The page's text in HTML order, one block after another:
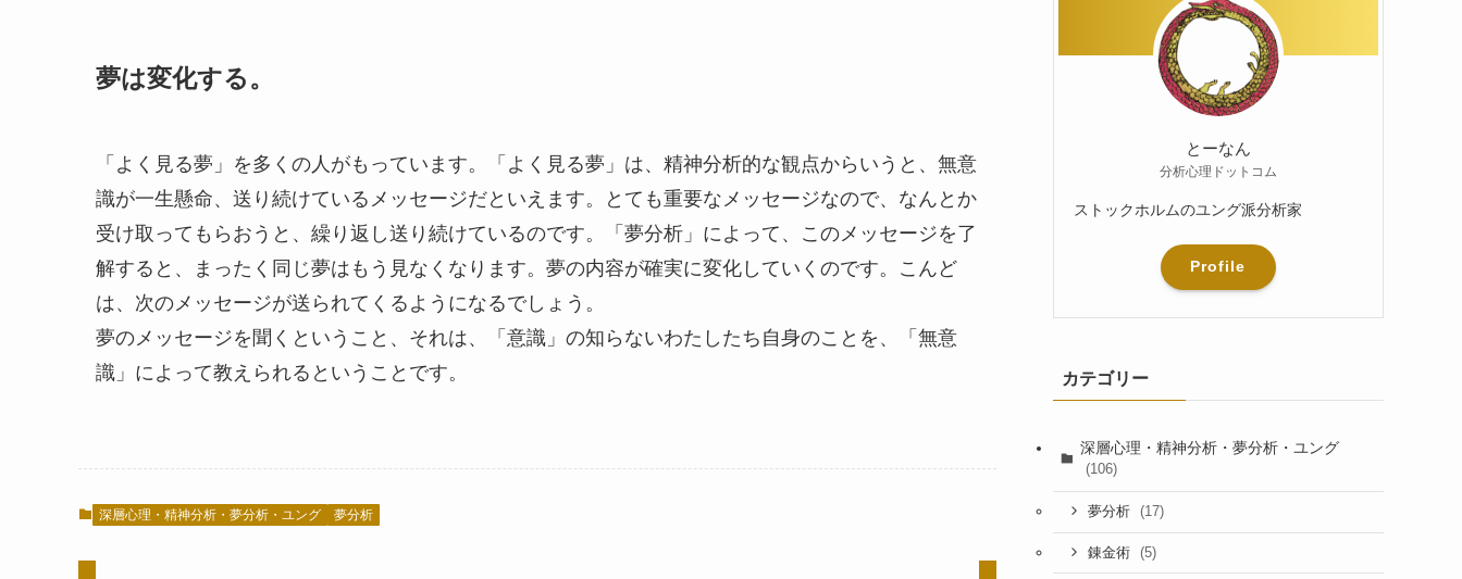
夢は変化する。
「よく見る夢」を多くの人がもっています。「よく見る夢」は、精神分析的な観点からいうと、無意
識が一生懸命、送り続けているメッセージだといえます。とても重要なメッセージなので、なんとか
受け取ってもらおうと、繰り返し送り続けているのです。「夢分析」によって、このメッセージを了
解すると、まったく同じ夢はもう見なくなります。夢の内容が確実に変化していくのです。こんど
は、次のメッセージが送られてくるようになるでしょう。
夢のメッセージを聞くということ、それは、「意識」の知らないわたしたち自身のことを、「無意
識」によって教えられるということです。
深層心理・精神分析・夢分析・ユング 夢分析
とーなん
分析心理ドットコム
ストックホルムのユング派分析家
Profile
カテゴリー
深層心理・精神分析・夢分析・ユング
(106)
夢分析 (17)
錬金術 (5)